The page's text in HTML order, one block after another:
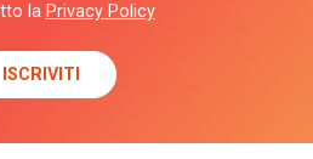
la Privacy Policy